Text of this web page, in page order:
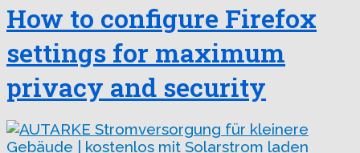
How to configure Firefox
settings for maximum
privacy and security